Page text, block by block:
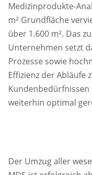
Medizinprodukte-
m² Grundfläche
über 1.600 m². Das
Unternehmen setzt
Prozesse sowie
Effizienz der Abläufe
weiterhin optimal
Der Umzug aller